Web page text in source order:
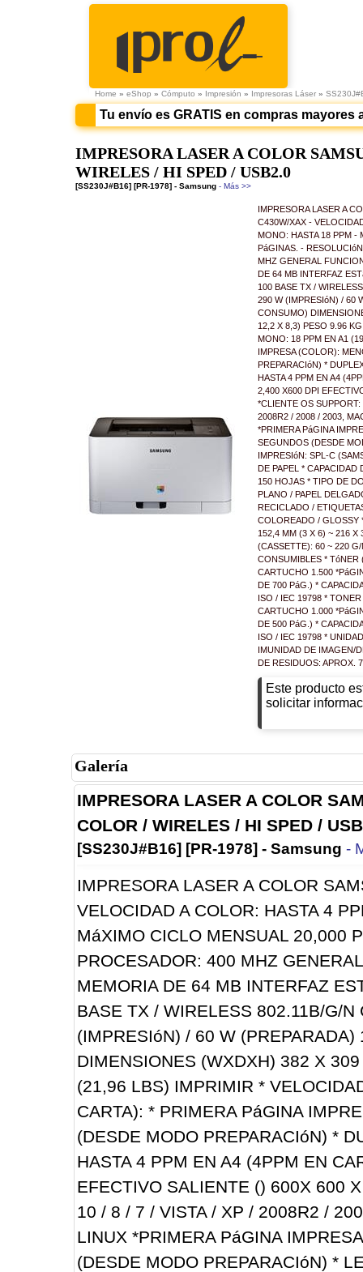
Home » eShop » Cómputo » Impresión » Impresoras Láser »
Tu envío es GRATIS en compras mayores
IMPRESORA LASER A COLOR
WIRELES / HI SPED / USB2.0
[SS230J#B16] [PR-1978] - Samsung- Más >>
IMPRESORA LASER A
C430W/XAX -
MONO: HASTA 18 PPM -
PáGINAS. -
MHZ GENERAL
DE 64 MB INTERFAZ
100 BASE TX /
290 W (IMPRESIóN) / 60
CONSUMO)
12,2 X 8,3) PESO 9.96
MONO: 18 PPM EN A1
IMPRESA (COLOR):
PREPARACIóN) *
HASTA 4 PPM EN A4
2,400 X600 DPI
*CLIENTE OS
2008R2 / 2008 / 2003,
*PRIMERA PáGINA
SEGUNDOS (DESDE
IMPRESIóN: SPL-C
DE PAPEL * CAPACIDAD
150 HOJAS * TIPO DE
PLANO / PAPEL
RECICLADO /
COLOREADO / GLOSSY
152,4 MM (3 X 6) ~ 216 X
(CASSETTE): 60 ~ 220
CONSUMIBLES * TóNER
CARTUCHO 1.500
DE 700 PáG.) *
ISO / IEC 19798 *
CARTUCHO 1.000
DE 500 PáG.) *
ISO / IEC 19798 *
IMUNIDAD DE IMAGEN/
DE RESIDUOS: APROX.
Este producto
solicitar
Galería
IMPRESORA LASER A COLOR
COLOR / WIRELES / HI SPED /
[SS230J#B16] [PR-1978] - Samsung -
IMPRESORA LASER A COLOR
VELOCIDAD A COLOR: HASTA 4
MáXIMO CICLO MENSUAL 20,000
PROCESADOR: 400 MHZ
MEMORIA DE 64 MB INTERFAZ
BASE TX / WIRELESS 802.11B/G/
(IMPRESIóN) / 60 W
DIMENSIONES (WXDXH) 382 X
(21,96 LBS) IMPRIMIR *
CARTA): * PRIMERA PáGINA
(DESDE MODO PREPARACIóN) *
HASTA 4 PPM EN A4 (4PPM EN
EFECTIVO SALIENTE () 600X 600
10 / 8 / 7 / VISTA / XP / 2008R2 /
LINUX *PRIMERA PáGINA
(DESDE MODO PREPARACIóN) *